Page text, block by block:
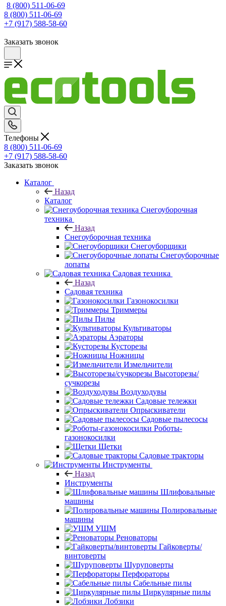
8 (800) 511-06-69
8 (800) 511-06-69
+7 (917) 588-58-60
Заказать звонок
Телефоны
8 (800) 511-06-69
+7 (917) 588-58-60
Заказать звонок
Каталог
Назад
Каталог
Снегоуборочная
техника
Назад
Снегоуборочная техника
Снегоуборщики
Снегоуборочные
лопаты
Садовая техника
Назад
Садовая техника
Газонокосилки
Триммеры
Пилы
Культиваторы
Аэраторы
Кусторезы
Ножницы
Измельчители
Высоторезы/
сучкорезы
Воздуходувы
Садовые тележки
Опрыскиватели
Садовые пылесосы
Роботы-
газонокосилки
Щетки
Садовые тракторы
Инструменты
Назад
Инструменты
Шлифовальные
машины
Полировальные
машины
УШМ
Реноваторы
Гайковерты/
винтоверты
Шуруповерты
Перфораторы
Сабельные пилы
Циркулярные пилы
Лобзики